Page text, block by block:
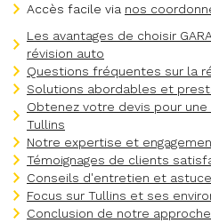
Accès facile via nos
Les avantages de choisir
révision auto
Questions fréquentes sur la
Solutions abordables et
Obtenez votre devis pour
Tullins
Notre expertise et
Témoignages de clients
Conseils d'entretien et
Focus sur Tullins et ses
Conclusion de notre